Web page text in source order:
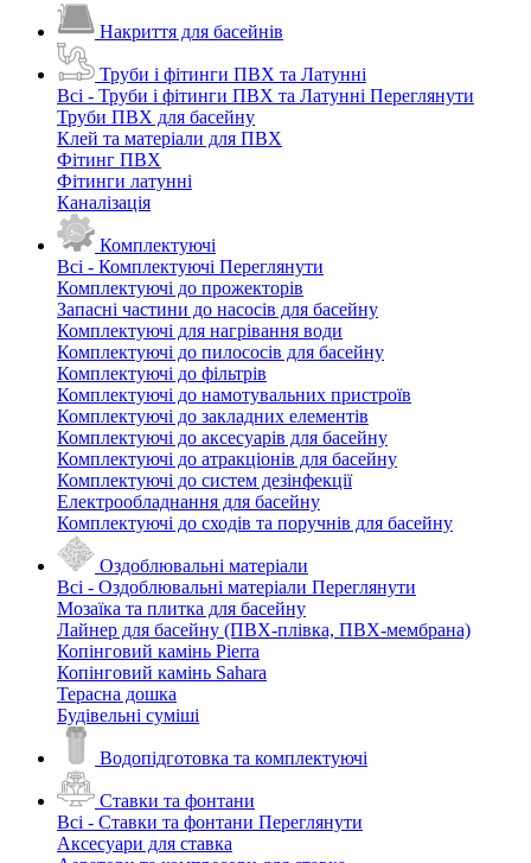
Накриття для басейнів
Труби і фітинги ПВХ та Латунні
Всі - Труби і фітинги ПВХ та Латунні Переглянути
Труби ПВХ для басейну
Клей та матеріали для ПВХ
Фітинг ПВХ
Фітинги латунні
Каналізація
Комплектуючі
Всі - Комплектуючі Переглянути
Комплектуючі до прожекторів
Запасні частини до насосів для басейну
Комплектуючі для нагрівання води
Комплектуючі до пилососів для басейну
Комплектуючі до фільтрів
Комплектуючі до намотувальних пристроїв
Комплектуючі до закладних елементів
Комплектуючі до аксесуарів для басейну
Комплектуючі до атракціонів для басейну
Комплектуючі до систем дезінфекції
Електрообладнання для басейну
Комплектуючі до сходів та поручнів для басейну
Оздоблювальні матеріали
Всі - Оздоблювальні матеріали Переглянути
Мозаїка та плитка для басейну
Лайнер для басейну (ПВХ-плівка, ПВХ-мембрана)
Копінговий камінь Pierra
Копінговий камінь Sahara
Терасна дошка
Будівельні суміші
Водопідготовка та комплектуючі
Ставки та фонтани
Всі - Ставки та фонтани Переглянути
Аксесуари для ставка